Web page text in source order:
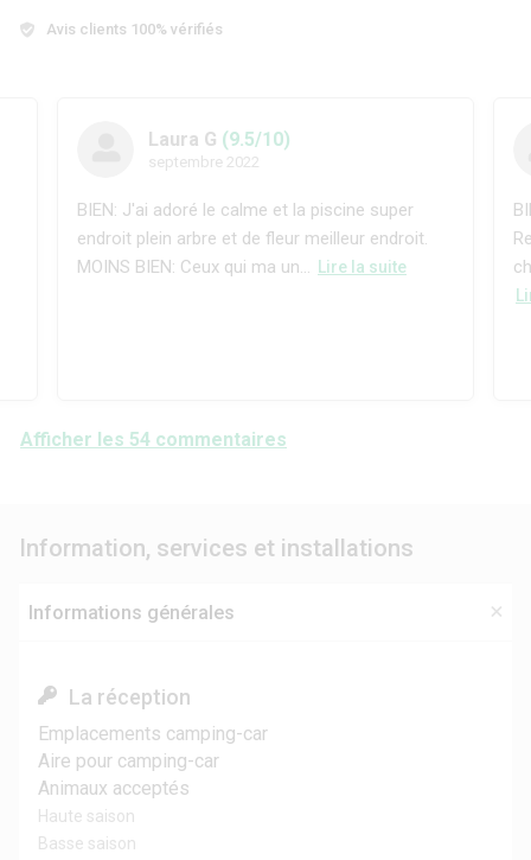
Avis clients 100% vérifiés
Laura G (9.5/10)
septembre 2022
BIEN: J'ai adoré le calme et la piscine super
endroit plein arbre et de fleur meilleur endroit.
MOINS BIEN: Ceux qui ma un...
Lire la suite
Afficher les 54 commentaires
Information, services et installations
Informations générales
La réception
Emplacements camping-car
Aire pour camping-car
Animaux acceptés
Haute saison
Basse saison